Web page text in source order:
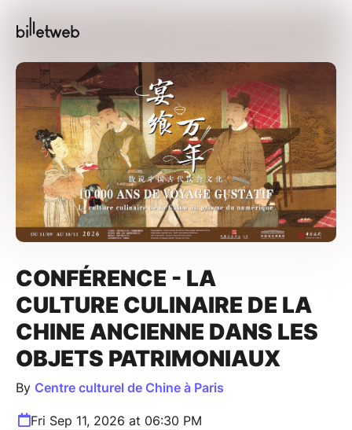
CONFÉRENCE - LA
CULTURE CULINAIRE DE LA
CHINE ANCIENNE DANS LES
OBJETS PATRIMONIAUX
By Centre culturel de Chine à Paris
Fri Sep 11, 2026 at 06:30 PM